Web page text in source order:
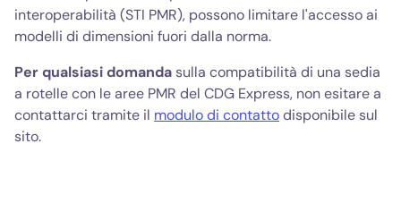
interoperabilità (STI PMR), possono limitare l'accesso ai
modelli di dimensioni fuori dalla norma.
Per qualsiasi domandasulla compatibilità di una sedia
a rotelle con le aree PMR del CDG Express, non esitare a
contattarci tramite il modulo di contattodisponibile sul
sito.